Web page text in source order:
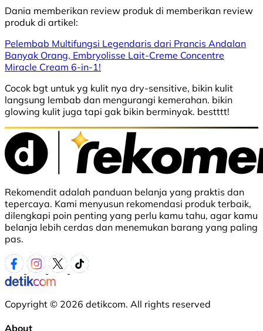
Dania memberikan review produk di memberikan review
produk di artikel:
Pelembab Multifungsi Legendaris dari Prancis Andalan
Banyak Orang, Embryolisse Lait-Creme Concentre
Miracle Cream 6-in-1!
Cocok bgt untuk yg kulit nya dry-sensitive, bikin kulit
langsung lembab dan mengurangi kemerahan. bikin
glowing kulit juga tapi gak bikin berminyak. bestttt!
Rekomendit adalah panduan belanja yang praktis dan
tepercaya. Kami menyusun rekomendasi produk terbaik,
dilengkapi poin penting yang perlu kamu tahu, agar kamu
belanja lebih cerdas dan menemukan barang yang paling
pas.
Copyright © 2026 detikcom. All rights reserved
About